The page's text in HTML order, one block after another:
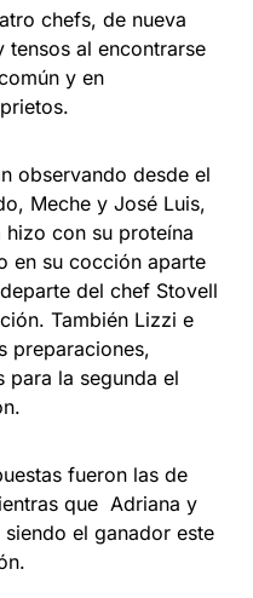
chefs, de nueva
tensos al encontrarse
y en
observando desde el
Meche y José Luis,
con su proteína
en su cocción aparte
del chef Stovell
También Lizzi e
preparaciones,
para la segunda el
fueron las de
que Adriana y
el ganador este